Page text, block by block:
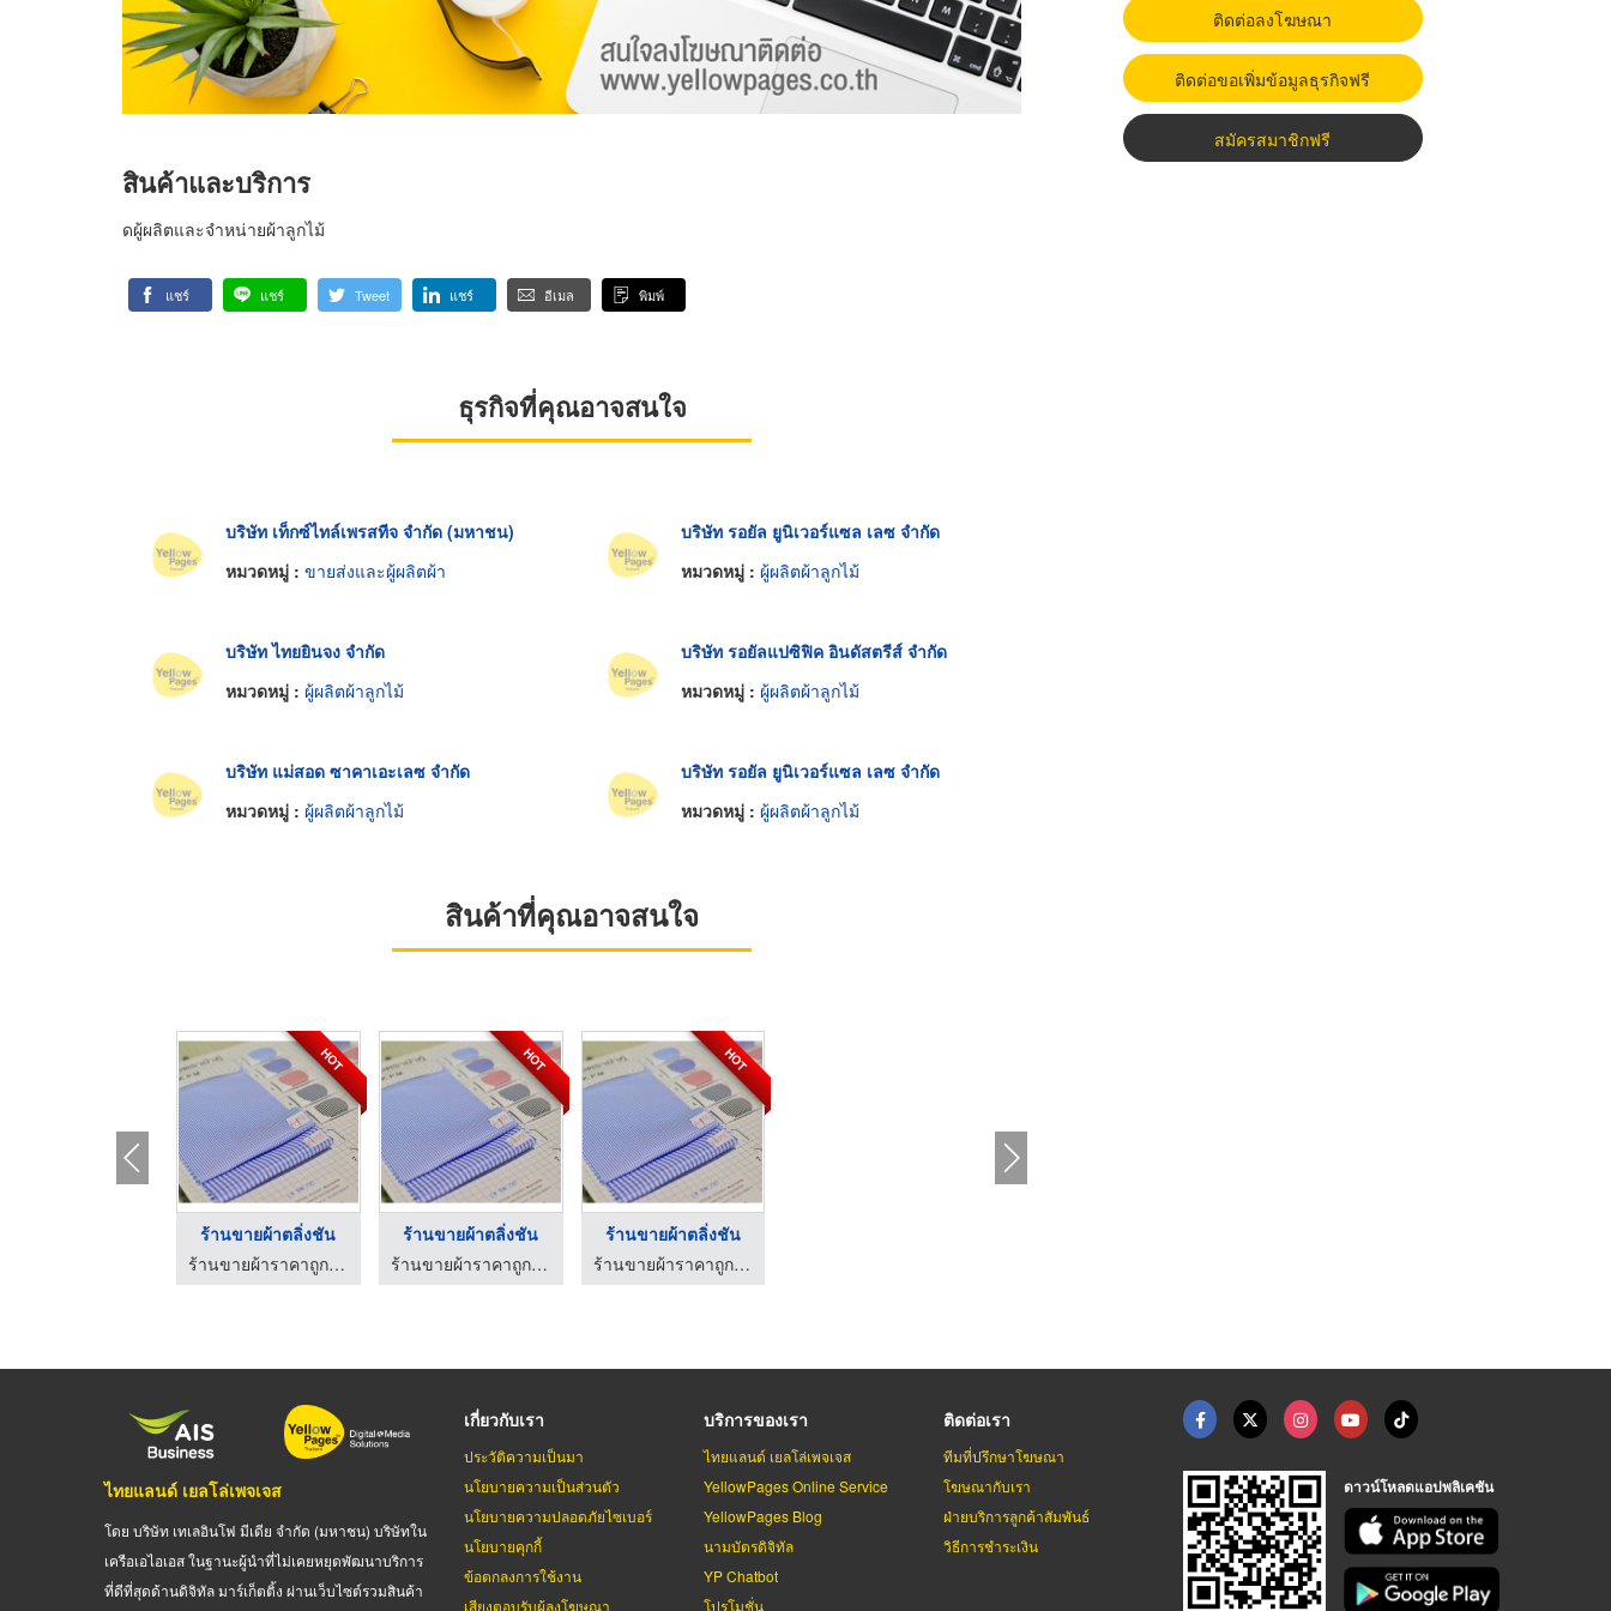
สินค้าและบริการ
ดผู้ผลิตและจำหน่ายผ้าลูกไม้
แชร์ แชร์ Tweet แชร์ อีเมล พิมพ์
ธุรกิจที่คุณอาจสนใจ
บริษัท เท็กซ์ไทล์เพรสทีจ จำกัด (มหาชน)
หมวดหมู่ : ขายส่งและผู้ผลิตผ้า
บริษัท รอยัล ยูนิเวอร์แซล เลซ จำกัด
หมวดหมู่ : ผู้ผลิตผ้าลูกไม้
บริษัท ไทยยินจง จำกัด
หมวดหมู่ : ผู้ผลิตผ้าลูกไม้
บริษัท รอยัลแปซิฟิค อินดัสตรีส์ จำกัด
หมวดหมู่ : ผู้ผลิตผ้าลูกไม้
บริษัท แม่สอด ซาคาเอะเลซ จำกัด
หมวดหมู่ : ผู้ผลิตผ้าลูกไม้
บริษัท รอยัล ยูนิเวอร์แซล เลซ จำกัด
หมวดหมู่ : ผู้ผลิตผ้าลูกไม้
สินค้าที่คุณอาจสนใจ
HOT
ร้านขายผ้าตลิ่งชัน
ร้านขายผ้าราคาถูก เค.พี.เอ็ม เท็กซ์ไทล์
HOT
ร้านขายผ้าตลิ่งชัน
ร้านขายผ้าราคาถูก เค.พี.เอ็ม เท็กซ์ไทล์
HOT
ร้านขายผ้าตลิ่งชัน
ร้านขายผ้าราคาถูก เค.พี.เอ็ม เท็กซ์ไทล์
ติดต่อลงโฆษณา
ติดต่อขอเพิ่มข้อมูลธุรกิจฟรี
สมัครสมาชิกฟรี
ไทยแลนด์ เยลโล่เพจเจส
โดย บริษัท เทเลอินโฟ มีเดีย จำกัด (มหาชน) บริษัทใน
เครือเอไอเอส ในฐานะผู้นำที่ไม่เคยหยุดพัฒนาบริการ
ที่ดีที่สุดด้านดิจิทัล มาร์เก็ตติ้ง ผ่านเว็บไซต์รวมสินค้า
เกี่ยวกับเรา
ประวัติความเป็นมา
นโยบายความเป็นส่วนตัว
นโยบายความปลอดภัยไซเบอร์
นโยบายคุกกี้
ข้อตกลงการใช้งาน
เสียงตอบรับผู้ลงโฆษณา
บริการของเรา
ไทยแลนด์ เยลโล่เพจเจส
YellowPages Online Service
YellowPages Blog
นามบัตรดิจิทัล
YP Chatbot
โปรโมชั่น
ติดต่อเรา
ทีมที่ปรึกษาโฆษณา
โฆษณากับเรา
ฝ่ายบริการลูกค้าสัมพันธ์
วิธีการชำระเงิน
ดาวน์โหลดแอปพลิเคชัน